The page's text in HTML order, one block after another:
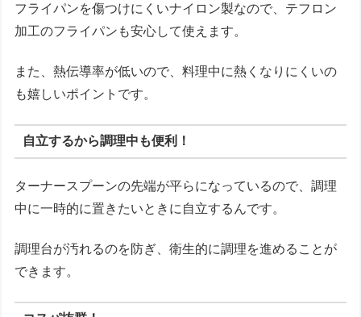
フライパンを傷つけにくいナイロン製なので、テフロン
加工のフライパンも安心して使えます。
また、熱伝導率が低いので、料理中に熱くなりにくいの
も嬉しいポイントです。
自立するから調理中も便利！
ターナースプーンの先端が平らになっているので、調理
中に一時的に置きたいときに自立するんです。
調理台が汚れるのを防ぎ、衛生的に調理を進めることが
できます。